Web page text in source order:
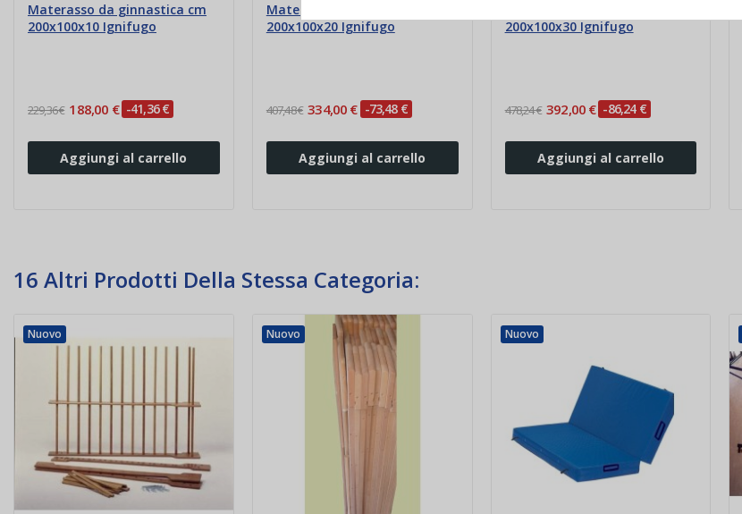
Materasso da ginnastica cm
200x100x10 Ignifugo
229,36 € 188,00 € -41,36 €
Aggiungi al carrello
Materasso da ginnastica cm
200x100x20 Ignifugo
407,48 € 334,00 € -73,48 €
Aggiungi al carrello
200x100x30 Ignifugo
478,24 € 392,00 € -86,24 €
Aggiungi al carrello
16 Altri Prodotti Della Stessa Categoria:
Nuovo Nuovo Nuovo